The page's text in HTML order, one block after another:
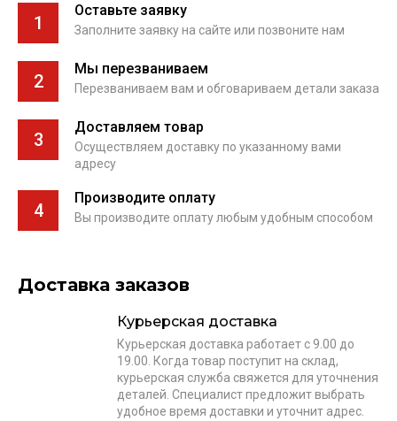
1
Оставьте заявку
Заполните заявку на сайте или позвоните нам
2
Мы перезваниваем
Перезваниваем вам и обговариваем детали заказа
3
Доставляем товар
Осуществляем доставку по указанному вами
адресу
4
Производите оплату
Вы производите оплату любым удобным способом
Доставка заказов
Курьерская доставка
Курьерская доставка работает с 9.00 до
19.00. Когда товар поступит на склад,
курьерская служба свяжется для уточнения
деталей. Специалист предложит выбрать
удобное время доставки и уточнит адрес.